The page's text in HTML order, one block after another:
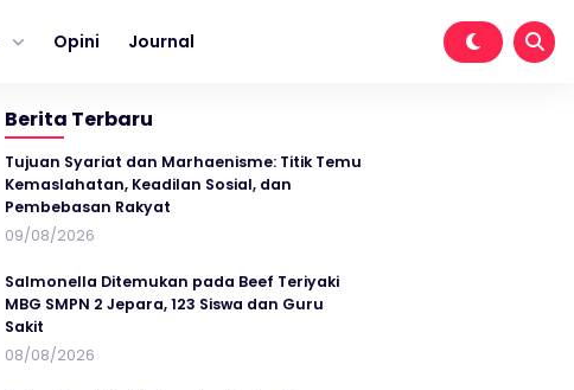
Opini Journal
Berita Terbaru
Tujuan Syariat dan Marhaenisme: Titik Temu
Kemaslahatan, Keadilan Sosial, dan
Pembebasan Rakyat
09/08/2026
Salmonella Ditemukan pada Beef Teriyaki
MBG SMPN 2 Jepara, 123 Siswa dan Guru
Sakit
08/08/2026